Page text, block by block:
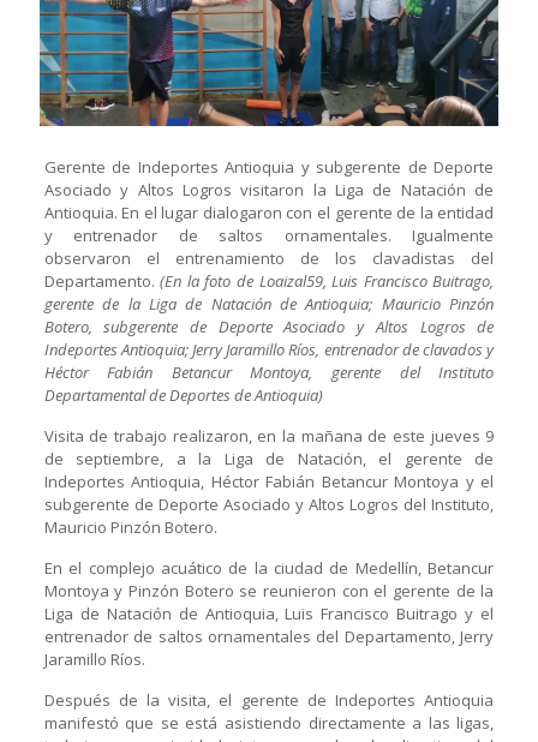
Gerente de Indeportes Antioquia y subgerente de Deporte
Asociado y Altos Logros visitaron la Liga de Natación de
Antioquia. En el lugar dialogaron con el gerente de la entidad
y entrenador de saltos ornamentales. Igualmente
observaron el entrenamiento de los clavadistas del
Departamento.(En la foto de Loaizal59, Luis Francisco Buitrago,
gerente de la Liga de Natación de Antioquia; Mauricio Pinzón
Botero, subgerente de Deporte Asociado y Altos Logros de
Indeportes Antioquia; Jerry Jaramillo Ríos, entrenador de clavados y
Héctor Fabián Betancur Montoya, gerente del Instituto
Departamental de Deportes de Antioquia)
Visita de trabajo realizaron, en la mañana de este jueves 9
de septiembre, a la Liga de Natación, el gerente de
Indeportes Antioquia, Héctor Fabián Betancur Montoya y el
subgerente de Deporte Asociado y Altos Logros del Instituto,
Mauricio Pinzón Botero.
En el complejo acuático de la ciudad de Medellín, Betancur
Montoya y Pinzón Botero se reunieron con el gerente de la
Liga de Natación de Antioquia, Luis Francisco Buitrago y el
entrenador de saltos ornamentales del Departamento, Jerry
Jaramillo Ríos.
Después de la visita, el gerente de Indeportes Antioquia
manifestó que se está asistiendo directamente a las ligas,